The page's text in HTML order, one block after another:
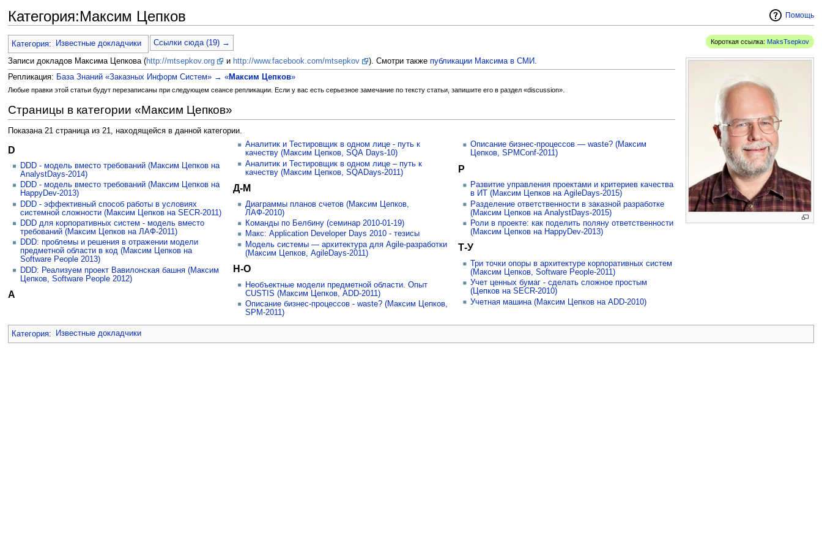
Помощь
Категория:Максим Цепков
Перейти к:навигация,поиск
Категория: Известные докладчики Короткая ссылка: MaksTsepkov
Ссылки сюда (19) →
Записи докладов Максима Цепкова (http://mtsepkov.org и http://www.facebook.com/mtsepkov ). Смотри также публикации Максима в СМИ.
Репликация: База Знаний «Заказных Информ Систем» → «Максим Цепков»
Любые правки этой статьи будут перезаписаны при следующем сеансе репликации. Если у вас есть серьезное замечание по тексту статьи, запишите его в раздел «discussion».
Страницы в категории «Максим Цепков»
Показана 21 страница из 21, находящейся в данной категории.
D
DDD - модель вместо требований (Максим Цепков на
AnalystDays-2014)
DDD - модель вместо требований (Максим Цепков на
HappyDev-2013)
DDD - эффективный способ работы в условиях
системной сложности (Максим Цепков на SECR-2011)
DDD для корпоративных систем - модель вместо
требований (Максим Цепков на ЛАФ-2011)
DDD: проблемы и решения в отражении модели
предметной области в код (Максим Цепков на
Software People 2013)
DDD: Реализуем проект Вавилонская башня (Максим
Цепков, Software People 2012)
А
Аналитик и Тестировщик в одном лице - путь к
качеству (Максим Цепков, SQA Days-10)
Аналитик и Тестировщик в одном лице – путь к
качеству (Максим Цепков, SQADays-2011)
Д-М
Диаграммы планов счетов (Максим Цепков,
ЛАФ-2010)
Команды по Белбину (семинар 2010-01-19)
Макс: Application Developer Days 2010 - тезисы
Модель системы — архитектура для Agile-разработки
(Максим Цепков, AgileDays-2011)
Н-О
Необъектные модели предметной области. Опыт
CUSTIS (Максим Цепков, ADD-2011)
Описание бизнес-процессов - waste? (Максим Цепков,
SPM-2011)
Описание бизнес-процессов — waste? (Максим
Цепков, SPMConf-2011)
Р
Развитие управления проектами и критериев качества
в ИТ (Максим Цепков на AgileDays-2015)
Разделение ответственности в заказной разработке
(Максим Цепков на AnalystDays-2015)
Роли в проекте: как поделить поляну ответственности
(Максим Цепков на HappyDev-2013)
Т-У
Три точки опоры в архитектуре корпоративных систем
(Максим Цепков, Software People-2011)
Учет ценных бумаг - сделать сложное простым
(Цепков на SECR-2010)
Учетная машина (Максим Цепков на ADD-2010)
Категория: Известные докладчики